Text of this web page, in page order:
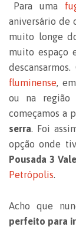
at
s
A
p
p
c
e
b
o
o
k
Para uma
aniversário de
muito longe
muito espaço
fluminense,
ou na região
começamos a
serra. Foi
opção onde
Pousada 3
Petrópolis.
Acho que
perfeito para